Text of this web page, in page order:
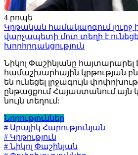
4 րոպե
Կրթական համակարգում լուրջ
վարչապետի մոտ տեղի է
խորհրդակցություն
Նիկոլ Փաշինյանը հայտարարել
համաշխարհային կրթության
են ունեցել լրջագույն
ընթացքում Հայաստանում այն
նույն տեղում:
Նորություններ
# Արայիկ Հարությունյան
# Կրթություն
# Նիկոլ Փաշինյան